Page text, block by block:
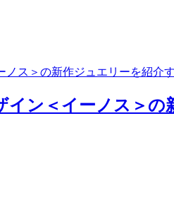
ス＞の新作ジュエリーを紹介
ン＜イーノス＞